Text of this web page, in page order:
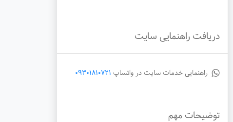
دوشنبه
سه‌شنبه
دریافت راهنمایی سایت
راهنمایی خدمات سایت در واتساپ 09301810721
توضیحات مهم